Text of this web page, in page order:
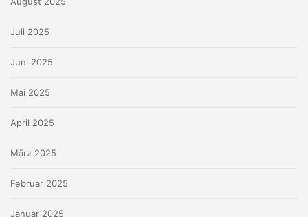
Juli 2025
Juni 2025
Mai 2025
April 2025
März 2025
Februar 2025
Januar 2025